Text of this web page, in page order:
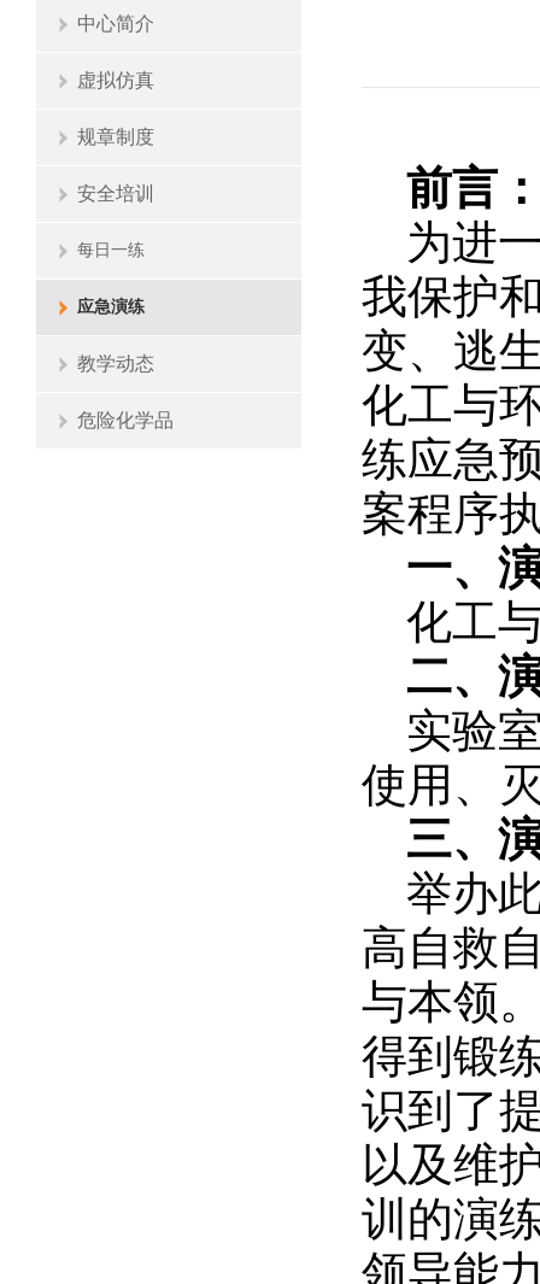
中心简介
虚拟仿真
规章制度
安全培训
每日一练
应急演练
教学动态
危险化学品
前言
为进
我保护
变、逃
化工与
练应急
案程序
一、
化工
二、
实验
使用、
三、
举办
高自救
与本领
得到锻
识到了
以及维
训的演
领导能